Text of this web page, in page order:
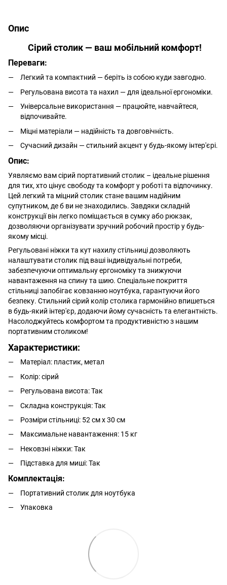
Опис
Сірий столик — ваш мобільний комфорт!
Переваги:
Легкий та компактний — беріть із собою куди завгодно.
Регульована висота та нахил — для ідеальної ергономіки.
Універсальне використання — працюйте, навчайтеся,
відпочивайте.
Міцні матеріали — надійність та довговічність.
Сучасний дизайн — стильний акцент у будь-якому інтер'єрі.
Опис:
Уявляємо вам сірий портативний столик – ідеальне рішення
для тих, хто цінує свободу та комфорт у роботі та відпочинку.
Цей легкий та міцний столик стане вашим надійним
супутником, де б ви не знаходились. Завдяки складній
конструкції він легко поміщається в сумку або рюкзак,
дозволяючи організувати зручний робочий простір у будь-
якому місці.
Регульовані ніжки та кут нахилу стільниці дозволяють
налаштувати столик під ваші індивідуальні потреби,
забезпечуючи оптимальну ергономіку та знижуючи
навантаження на спину та шию. Спеціальне покриття
стільниці запобігає ковзанню ноутбука, гарантуючи його
безпеку. Стильний сірий колір столика гармонійно впишеться
в будь-який інтер'єр, додаючи йому сучасність та елегантність.
Насолоджуйтесь комфортом та продуктивністю з нашим
портативним столиком!
Характеристики:
Матеріал: пластик, метал
Колір: сірий
Регульована висота: Так
Складна конструкція: Так
Розміри стільниці: 52 см x 30 см
Максимальне навантаження: 15 кг
Нековзні ніжки: Так
Підставка для миші: Так
Комплектація:
Портативний столик для ноутбука
Упаковка